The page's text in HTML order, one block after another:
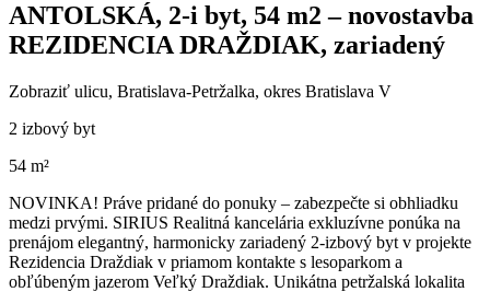
ANTOLSKÁ, 2-i byt, 54 m2 – novostavba
REZIDENCIA DRAŽDIAK, zariadený
Zobraziť ulicu, Bratislava-Petržalka, okres Bratislava V
2 izbový byt
54 m²
NOVINKA! Práve pridané do ponuky – zabezpečte si obhliadku
medzi prvými. SIRIUS Realitná kancelária exkluzívne ponúka na
prenájom elegantný, harmonicky zariadený 2-izbový byt v projekte
Rezidencia Draždiak v priamom kontakte s lesoparkom a
obľúbeným jazerom Veľký Draždiak. Unikátna petržalská lokalita